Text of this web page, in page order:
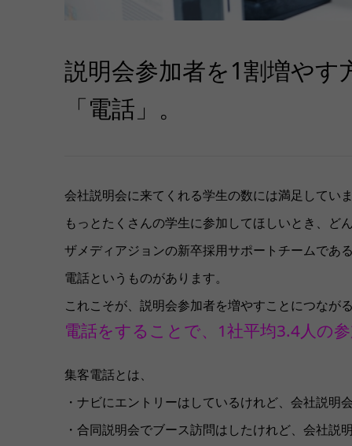
説明会参加者を1割増や
「電話」。
会社説明会に来てくれる学生の数には満足していま
もっとたくさんの学生に参加してほしいとき、ど
ザメディアジョンの新卒採用サポートチームであ
電話というものがあります。
これこそが、説明会参加者を増やすことにつながる
電話をすることで、1社平均3.4人の参
集客電話とは、
・ナビにエントリーはしているけれど、会社説明
・合同説明会でブース訪問はしたけれど、会社説